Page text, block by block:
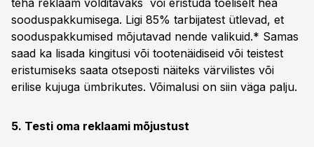
teha reklaam volditavaks või eristuda tõeliselt hea
sooduspakkumisega. Ligi 85% tarbijatest ütlevad, et
sooduspakkumised mõjutavad nende valikuid.* Samas
saad ka lisada kingitusi või tootenäidiseid või teistest
eristumiseks saata otseposti näiteks värvilistes või
erilise kujuga ümbrikutes. Võimalusi on siin väga palju.
5. Testi oma reklaami mõjustust